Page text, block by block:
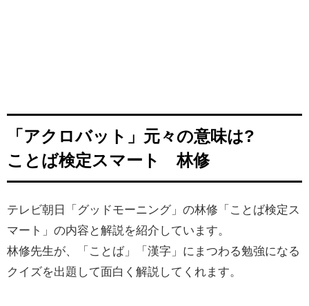
「アクロバット」元々の意味は?
ことば検定スマート 林修
テレビ朝日「グッドモーニング」の林修「ことば検定ス
マート」の内容と解説を紹介しています。
林修先生が、「ことば」「漢字」にまつわる勉強になる
クイズを出題して面白く解説してくれます。